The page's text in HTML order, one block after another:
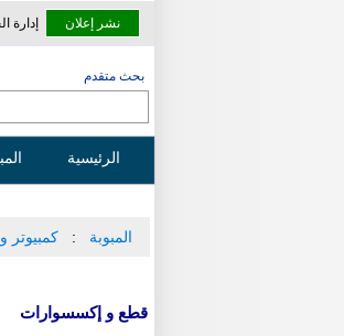
نشر إعلان إدارة
بحث متقدم
الرئيسية
المبوبة كمبيوتر
قطع و إكسسوارات